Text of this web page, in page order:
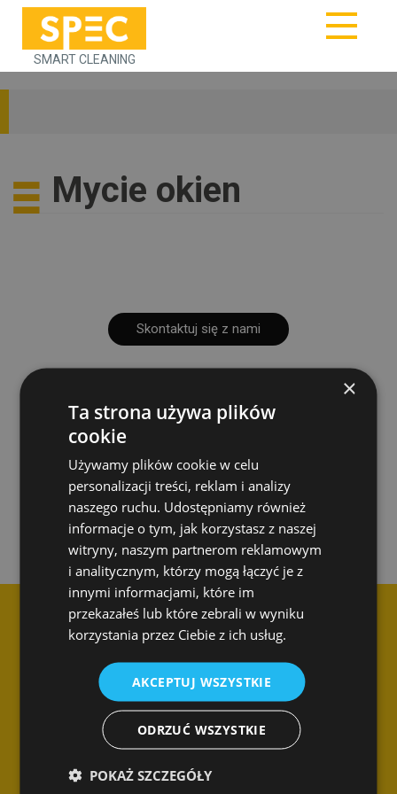
SMART CLEANING
Mycie okien
Skontaktuj się z nami
Skontaktuj się z nami
Dane kontaktowe
SPEC Smart Cleaning Sp. z o.o.
ul. Braniborska 14
×
Ta strona używa plików
cookie
Używamy plików cookie w celu
personalizacji treści, reklam i analizy
naszego ruchu. Udostępniamy również
informacje o tym, jak korzystasz z naszej
witryny, naszym partnerom reklamowym
i analitycznym, którzy mogą łączyć je z
innymi informacjami, które im
przekazałeś lub które zebrali w wyniku
korzystania przez Ciebie z ich usług.
AKCEPTUJ WSZYSTKIE
ODRZUĆ WSZYSTKIE
POKAŻ SZCZEGÓŁY